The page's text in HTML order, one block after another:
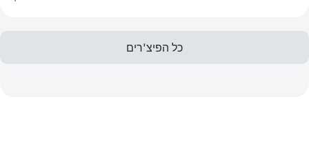
כל הפיצ'רים